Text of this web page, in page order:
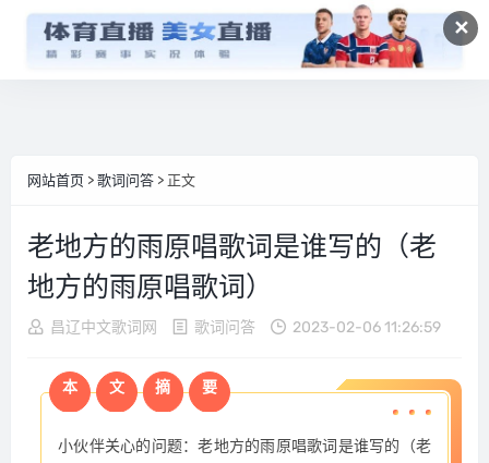
✕
网站首页 > 歌词问答 > 正文
老地方的雨原唱歌词是谁写的（老
地方的雨原唱歌词）
昌辽中文歌词网 歌词问答 2023-02-06 11:26:59
本 文 摘 要
小伙伴关心的问题：老地方的雨原唱歌词是谁写的（老